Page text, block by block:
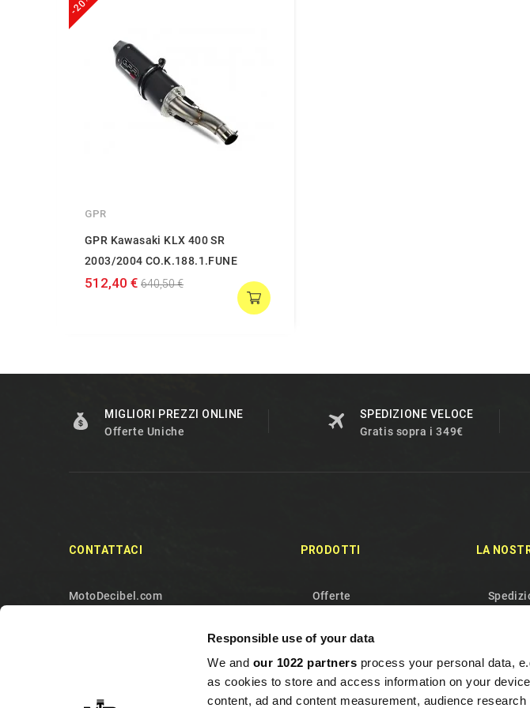
Responsible use of your data
We and our 1022 partners process your personal data,
as cookies to store and access information on your
content, ad and content measurement, audience
GPR
GPR Kawasaki KLX 400 SR
2003/2004 CO.K.188.1.FUNE
512,40 € 640,50 €
MIGLIORI PREZZI ONLINE
Offerte Uniche
SPEDIZIONE VELOCE
Gratis sopra i 349€
CONTATTACI
MotoDecibel.com
PRODOTTI
Offerte
Più venduti
Contattaci
Mappa del sito
LA
Chi